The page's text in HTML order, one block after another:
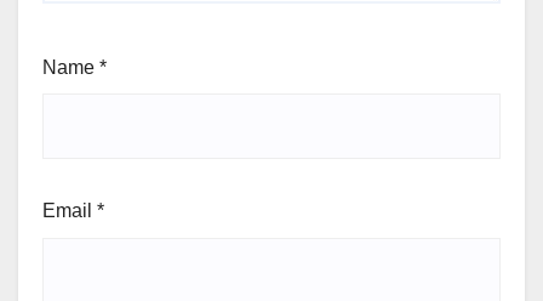
Name *
Email *